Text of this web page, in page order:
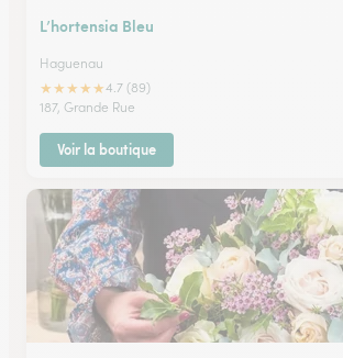
L’hortensia Bleu
Haguenau
★★★★★4.7 (89)
187, Grande Rue
Voir la boutique